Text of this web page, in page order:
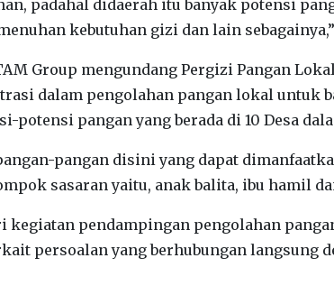
padahal didaerah itu banyak potensi
kebutuhan gizi dan lain
Group mengundang Pergizi Pangan
dalam pengolahan pangan lokal untuk
pangan yang berada di 10 Desa
pangan disini yang dapat
sasaran yaitu, anak balita, ibu hamil
kegiatan pendampingan pengolahan
persoalan yang berhubungan langsung